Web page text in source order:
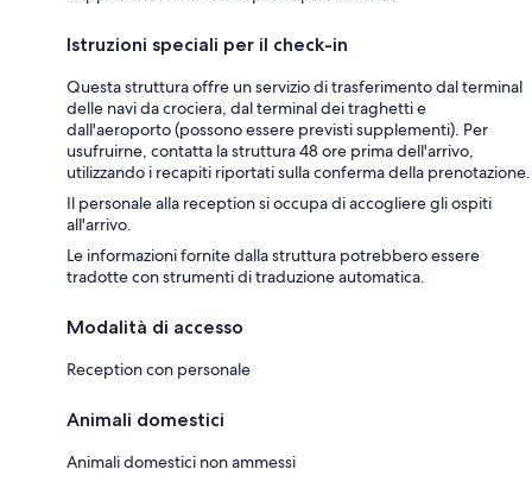
Istruzioni speciali per il check-in
Questa struttura offre un servizio di trasferimento dal terminal
delle navi da crociera, dal terminal dei traghetti e
dall'aeroporto (possono essere previsti supplementi). Per
usufruirne, contatta la struttura 48 ore prima dell'arrivo,
utilizzando i recapiti riportati sulla conferma della prenotazione.
Il personale alla reception si occupa di accogliere gli ospiti
all'arrivo.
Le informazioni fornite dalla struttura potrebbero essere
tradotte con strumenti di traduzione automatica.
Modalità di accesso
Reception con personale
Animali domestici
Animali domestici non ammessi